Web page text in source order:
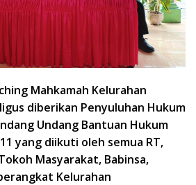
Mahkamah Kelurahan
diberikan Penyuluhan Hukum
Undang Bantuan Hukum
yang diikuti oleh semua RT,
Masyarakat, Babinsa,
Kelurahan